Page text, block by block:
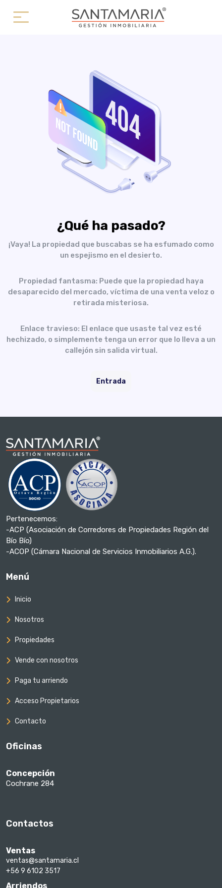
¿Qué ha pasado?
¡Vaya! La propiedad que buscabas se ha esfumado como
un espejismo en el desierto.
Propiedad fantasma: Puede que la propiedad haya
desaparecido del mercado, víctima de una venta veloz o
retirada misteriosa.
Enlace travieso: El enlace que usaste tal vez esté
hechizado, o simplemente tenga un error que lo lleva a un
callejón sin salida virtual.
Entrada
Pertenecemos:
-ACP (Asociación de Corredores de Propiedades Región del
Bío Bío)
-ACOP (Cámara Nacional de Servicios Inmobiliarios A.G.).
Menú
Inicio
Nosotros
Propiedades
Vende con nosotros
Paga tu arriendo
Acceso Propietarios
Contacto
Oficinas
Concepción
Cochrane 284
Contactos
Ventas
ventas@santamaria.cl
+56 9 6102 3517
Arriendos